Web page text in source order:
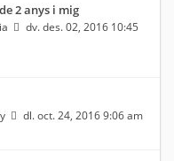
2 anys i mig
dv. des. 02, 2016 10:45
dl. oct. 24, 2016 9:06 am